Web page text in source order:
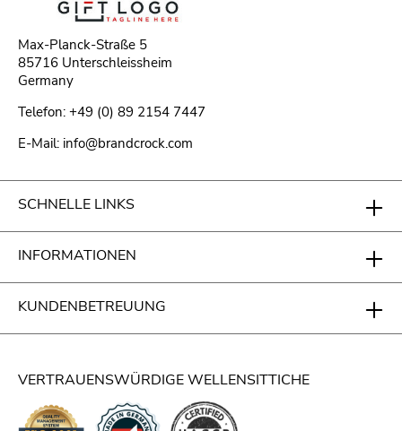
Max-Planck-Straße 5
85716 Unterschleissheim
Germany
Telefon: +49 (0) 89 2154 7447
E-Mail: info@brandcrock.com
SCHNELLE LINKS
INFORMATIONEN
KUNDENBETREUUNG
VERTRAUENSWÜRDIGE WELLENSITTICHE